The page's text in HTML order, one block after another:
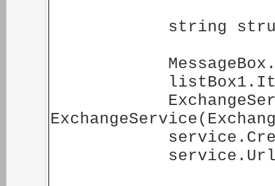
string strurl =
service.Url =